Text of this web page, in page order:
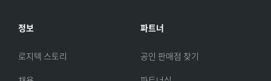
정보
로지텍 스토리
파트너
공인 판매점 찾기